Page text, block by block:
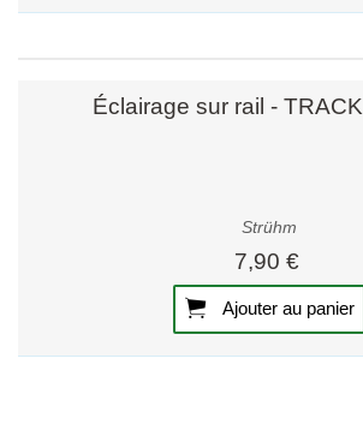
Éclairage sur rail -
Strühm
7,90 €
Ajouter au panier